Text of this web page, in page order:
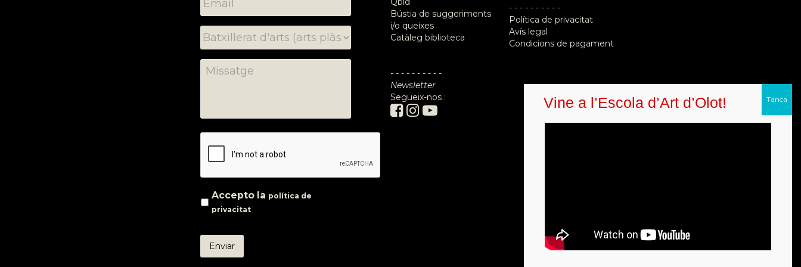
Accepto la política de
privacitat
Bústia de suggeriments
i/o queixes
Catàleg biblioteca
- - - - - - - - - -
Newsletter
Segueix-nos :
- - - - - - - - - -
Política de privacitat
Avís legal
Condicions de pagament
Vine a l’Escola d’Art d’Olot!